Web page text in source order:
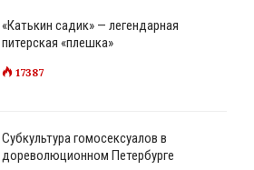
«Катькин садик» — легендарная
питерская «плешка»
17387
Субкультура гомосексуалов в
дореволюционном Петербурге